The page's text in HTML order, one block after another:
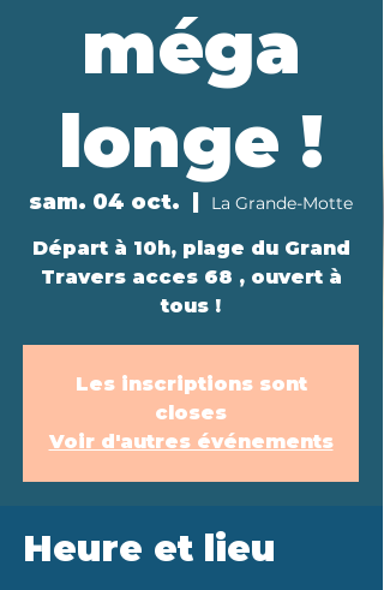
méga
longe !
sam. 04 oct. La Grande-Motte
Départ à 10h, plage du Grand
Travers acces 68 , ouvert à
tous !
Les inscriptions sont
closes
Voir d'autres événements
Heure et lieu